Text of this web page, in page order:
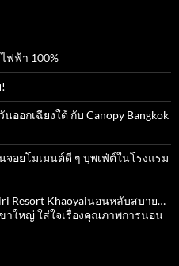
ฟฟ้า 100%
ออกเฉียงใต้ กับ Canopy Bangkok
อยโมเมนต์ดี ๆ บุพเฟ่ต์ในโรงแรม
Resort​ Khaoyaiนอนหลับสบาย…
าใหญ่ ใส่ใจเรื่องคุณภาพการนอน